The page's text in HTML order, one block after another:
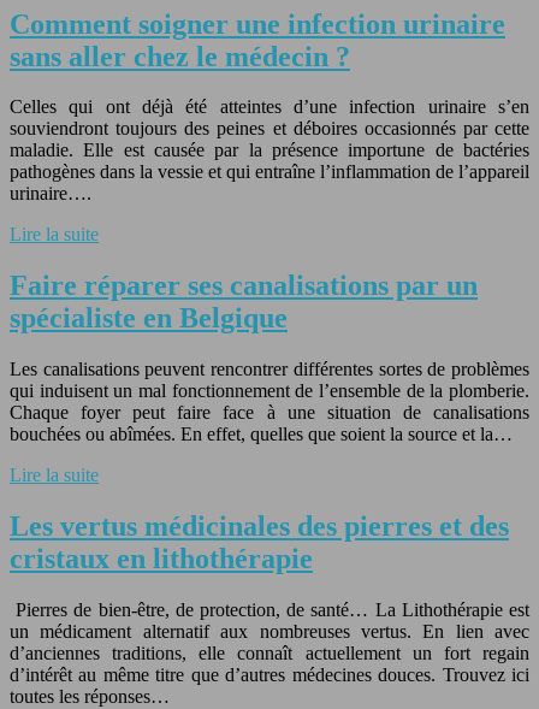
Comment soigner une infection urinaire
sans aller chez le médecin ?
Celles qui ont déjà été atteintes d’une infection urinaire s’en
souviendront toujours des peines et déboires occasionnés par cette
maladie. Elle est causée par la présence importune de bactéries
pathogènes dans la vessie et qui entraîne l’inflammation de l’appareil
urinaire….
Lire la suite
Faire réparer ses canalisations par un
spécialiste en Belgique
Les canalisations peuvent rencontrer différentes sortes de problèmes
qui induisent un mal fonctionnement de l’ensemble de la plomberie.
Chaque foyer peut faire face à une situation de canalisations
bouchées ou abîmées. En effet, quelles que soient la source et la…
Lire la suite
Les vertus médicinales des pierres et des
cristaux en lithothérapie
Pierres de bien-être, de protection, de santé… La Lithothérapie est
un médicament alternatif aux nombreuses vertus. En lien avec
d’anciennes traditions, elle connaît actuellement un fort regain
d’intérêt au même titre que d’autres médecines douces. Trouvez ici
toutes les réponses…